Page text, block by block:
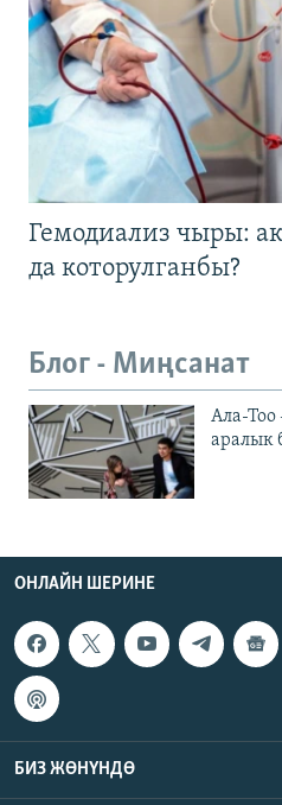
Гемодиализ чыры:
да которулганбы?
Блог - Миңсанат
Ала-Тоо
аралык
ОНЛАЙН ШЕРИНЕ
БИЗ ЖӨНҮНДӨ